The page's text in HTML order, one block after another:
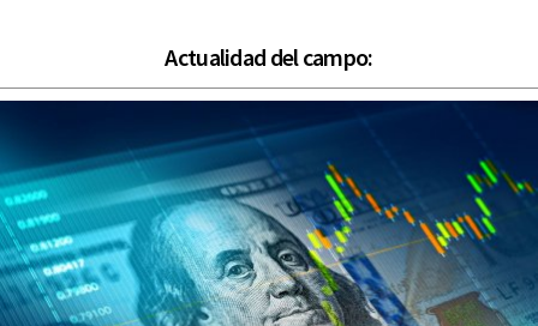
Actualidad del campo: